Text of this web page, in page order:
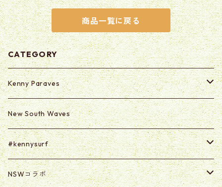
商品一覧に戻る
CATEGORY
Kenny Paraves
Secret (Paraves Club Only)
Secret 0625-0703
New South Waves
#kennysurf
ART
NSWコラボ